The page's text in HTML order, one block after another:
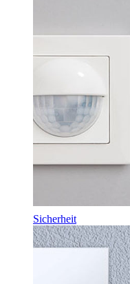
Sicherheit